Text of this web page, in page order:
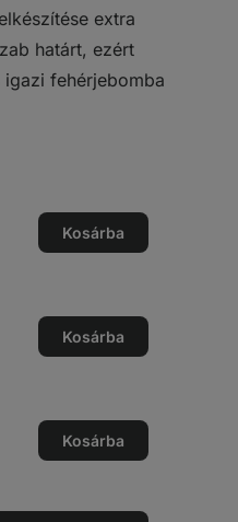
extra
határt, ezért
fehérjebomba
Kosárba
Kosárba
Kosárba